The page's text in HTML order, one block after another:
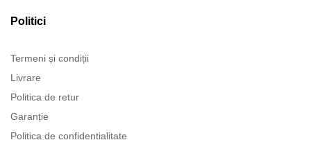
Politici
Termeni și condiții
Livrare
Politica de retur
Garanție
Politica de confidentialitate